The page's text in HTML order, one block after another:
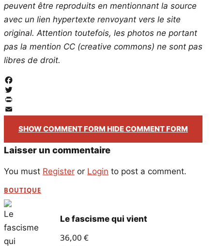
peuvent être reproduits en mentionnant la source
avec un lien hypertexte renvoyant vers le site
original. Attention toutefois, les photos ne portant
pas la mention CC (creative commons) ne sont pas
libres de droit.
Facebook
Twitter
PrintFriendly
Email
SHOW COMMENT FORM HIDE COMMENT FORM
Laisser un commentaire
You must Register or Login to post a comment.
BOUTIQUE
Le fascisme qui vient
36,00 €